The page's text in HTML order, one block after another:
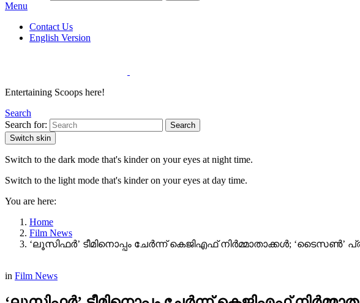
Menu
Contact Us
English Version
Entertaining Scoops here!
Search
Search for:
Search
Switch skin
Switch to the dark mode that's kinder on your eyes at night time.
Switch to the light mode that's kinder on your eyes at day time.
You are here:
Home
Film News
‘ലൂസിഫർ’ ടീമിനൊപ്പം ചേർന്ന് കെജിഎഫ് നിർമ്മാതാക്കൾ; ‘ടൈസൺ’
in Film News